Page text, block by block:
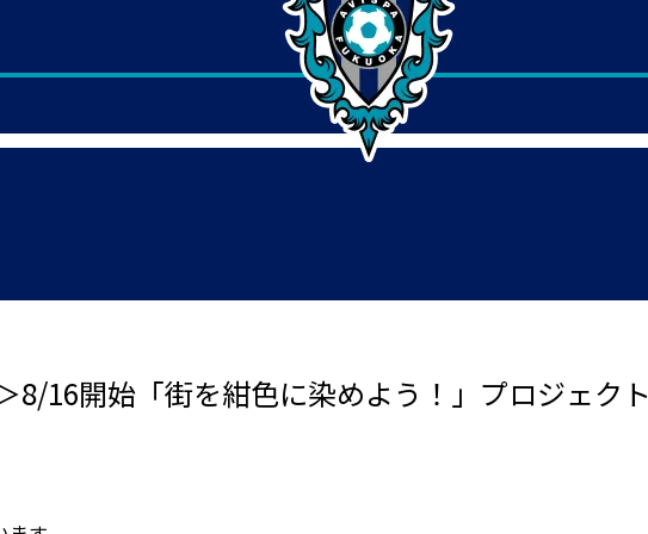
8/16開始「街を紺色に染めよう！」プロジェクト